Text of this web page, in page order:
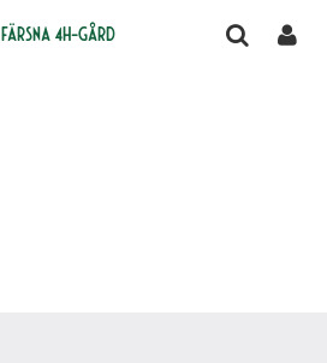
Färsna 4H-gård